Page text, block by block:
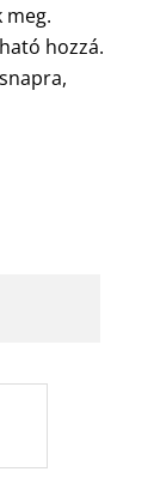
meg.
hozzá.